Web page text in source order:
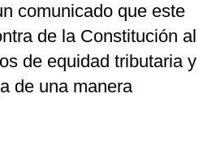
comunicado que este
de la Constitución al
de equidad tributaria y
de una manera